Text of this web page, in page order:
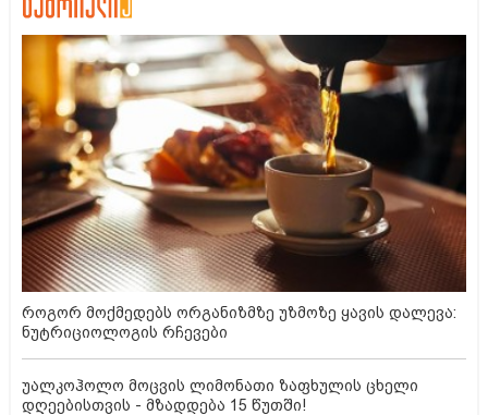
როგორ მოქმედებს ორგანიზმზე უზმოზე ყავის დალევა:
ნუტრიციოლოგის რჩევები
უალკოჰოლო მოცვის ლიმონათი ზაფხულის ცხელი
დღეებისთვის - მზადდება 15 წუთში!